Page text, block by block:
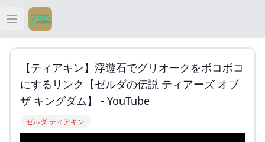
Open main menu
ティアキン
ティアキン 祠
【ティアキン】浮遊石でグリオークをボコボコ
にするリンク【ゼルダの伝説 ティアーズ オブ
ザ キングダム】 - YouTube
ゼルダ ティアキン